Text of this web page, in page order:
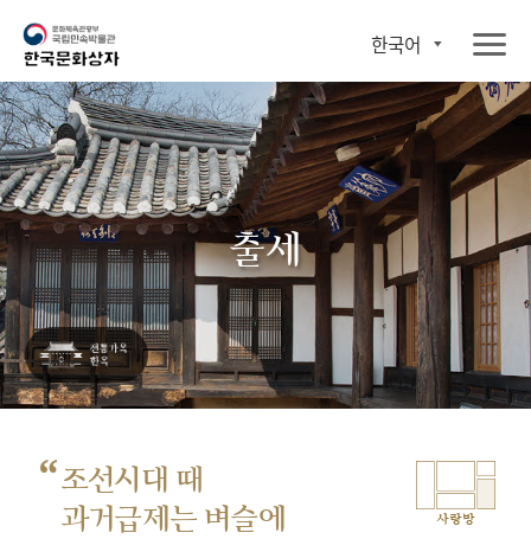
한국어
출세
“조선시대 때
과거급제는 벼슬에
사랑방